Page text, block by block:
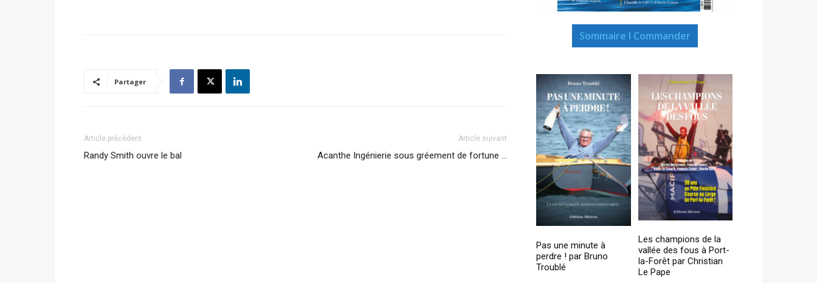
Partager
Article précédent
Randy Smith ouvre le bal
Article suivant
Acanthe Ingénierie sous gréement de fortune …
Sommaire I Commander
Pas une minute à
perdre ! par Bruno
Troublé
Les champions de la
vallée des fous à Port-
la-Forêt par Christian
Le Pape